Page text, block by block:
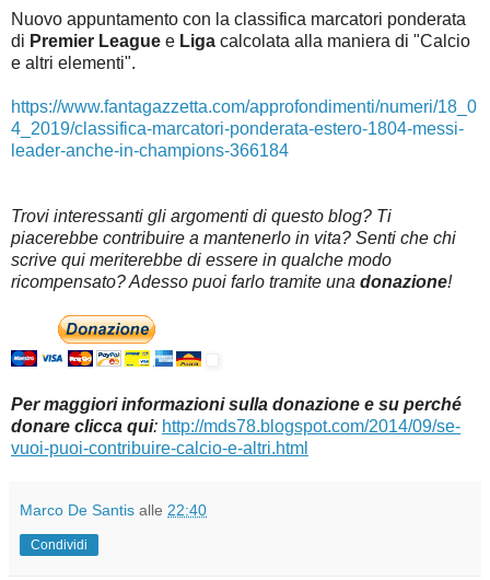
Nuovo appuntamento con la classifica marcatori ponderata
di Premier League e Liga calcolata alla maniera di "Calcio
e altri elementi".
https://www.fantagazzetta.com/approfondimenti/numeri/18_0
4_2019/classifica-marcatori-ponderata-estero-1804-messi-
leader-anche-in-champions-366184
Trovi interessanti gli argomenti di questo blog? Ti
piacerebbe contribuire a mantenerlo in vita? Senti che chi
scrive qui meriterebbe di essere in qualche modo
ricompensato? Adesso puoi farlo tramite una donazione!
Per maggiori informazioni sulla donazione e su perché
donare clicca qui: http://mds78.blogspot.com/2014/09/se-
vuoi-puoi-contribuire-calcio-e-altri.html
Marco De Santis alle 22:40
Condividi